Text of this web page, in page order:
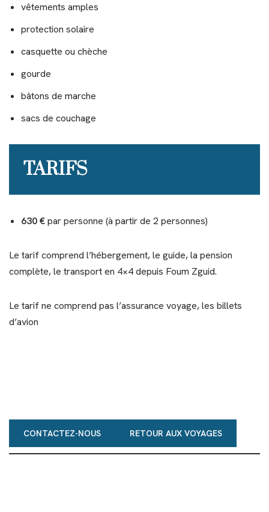
vêtements amples
protection solaire
casquette ou chèche
gourde
bâtons de marche
sacs de couchage
TARIFS
630 €par personne (à partir de 2 personnes)
Le tarif comprend l’hébergement, le guide, la pension
complète, le transport en 4×4 depuis Foum Zguid.
Le tarif ne comprend pas l’assurance voyage, les billets
d’avion
CONTACTEZ-NOUS RETOUR AUX VOYAGES